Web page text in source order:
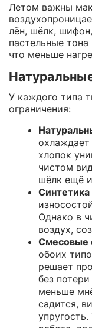
Летом важны
лён, шёлк,
пастельные
что меньше
У каждого типа
ограничения:
охлаждает
хлопок
чистом
шёлк ещё и
Синтетика
Однако в
воздух,
Смесовые
обоих
решает
без
меньше
садится,